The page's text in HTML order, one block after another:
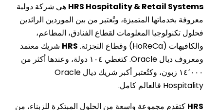
HRS Hospitality & Retail Systems هي شركة دولية
معروفة بخدماتها المتميزة، وتُعتبر من بين الموردين الرائدين
فحلول تكنولوجيا المعلومات لقطاع الفنادق، المطاعم،
والكافيهات (HoReCa) وقطاع التجزئة.
HRS شريك معتمد
ومعروف ديال Oracle. كتغطي ١٠٤ دولة، وعندها أكثر من
١٤٬٠٠٠ زبون، وكتُعتبر أكبر شريك ديال Oracle
Hospitality فالعالم كامل.
HRS كتقدم مجموعة واسعة من الحلول المبتكرة للزبناء، من